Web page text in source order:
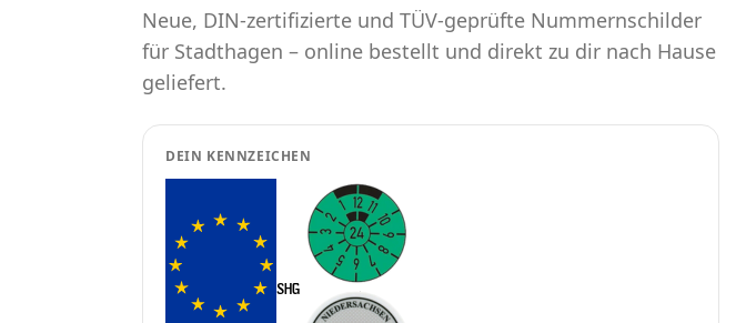
Neue, DIN-zertifizierte und TÜV-geprüfte Nummernschilder
für Stadthagen – online bestellt und direkt zu dir nach Hause
geliefert.
DEIN KENNZEICHEN